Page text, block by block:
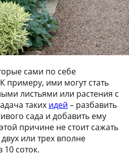
сами по себе
примеру, ими могут стать
листьями или растения с
таких идей – разбавить
сада и добавить ему
причине не стоит сажать
или трех вполне
10 соток.